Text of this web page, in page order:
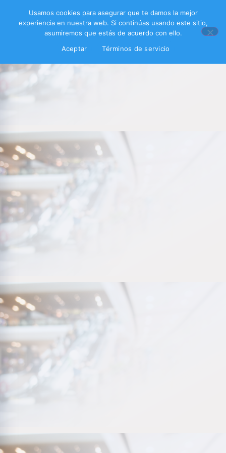
Usamos cookies para asegurar que te damos la mejor
experiencia en nuestra web. Si continúas usando este sitio,
asumiremos que estás de acuerdo con ello.
Aceptar
Términos de servicio